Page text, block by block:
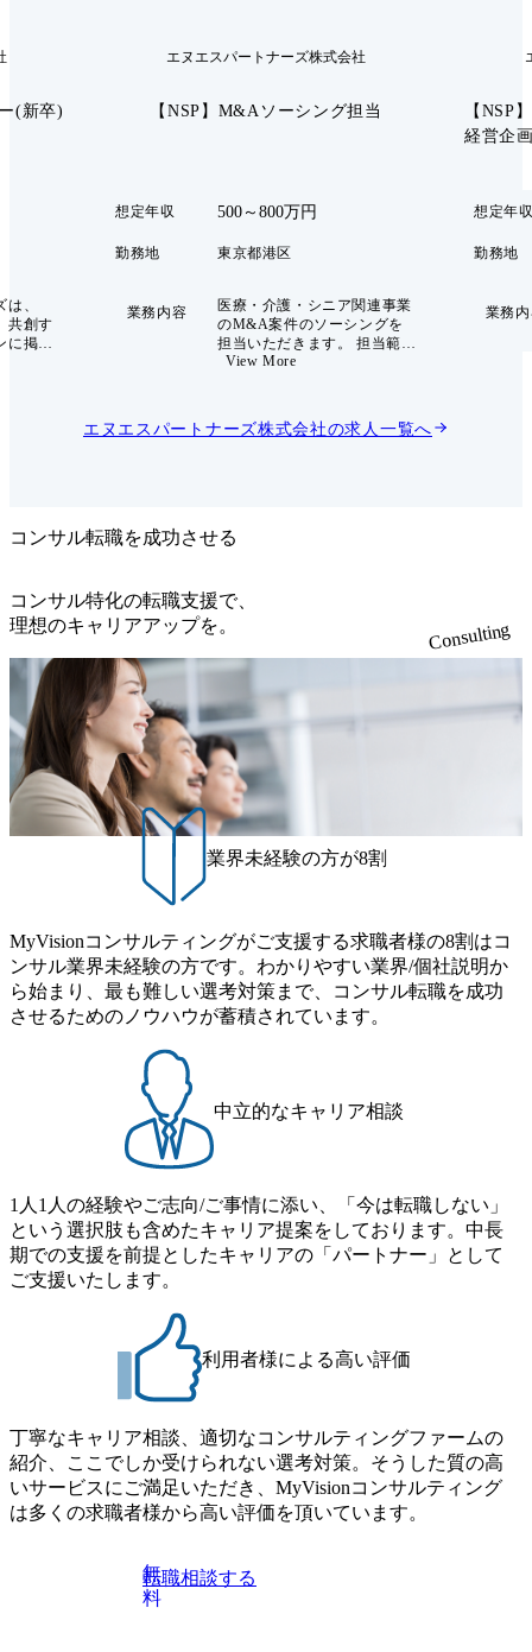
(新卒)
、
共創す
に掲
属先の
営」
の最前
会貢献
環境で
関等
経営課
向けた
の新
参謀と
いただ
卒から
ライア
管
営課
プラン
ち上げ
計画
政と
エヌエスパートナーズ株式会社
【NSP】M&Aソーシング担当
想定年収 500～800万円
勤務地 東京都港区
業務内容
医療・介護・シニア関連事業
のM&A案件のソーシングを
担当いただきます。 担当範囲
は経験に応じて調整させてい
応 ●案件パイプラインの管理
●M&A仲介会社、金融機関等
View More
【NSP
経営企
想定年
勤務地
業務
エヌエスパートナーズ株式会社の求人一覧へ
コンサル転職を成功させる
コンサル特化の転職支援で、
理想のキャリアアップを。
Consulting
業界未経験の方が8割
MyVisionコンサルティングがご支援する求職者様の8割はコ
ンサル業界未経験の方です。わかりやすい業界/個社説明か
ら始まり、最も難しい選考対策まで、コンサル転職を成功
させるためのノウハウが蓄積されています。
中立的なキャリア相談
1人1人の経験やご志向/ご事情に添い、「今は転職しない」
という選択肢も含めたキャリア提案をしております。中長
期での支援を前提としたキャリアの「パートナー」として
ご支援いたします。
利用者様による高い評価
丁寧なキャリア相談、適切なコンサルティングファームの
紹介、ここでしか受けられない選考対策。そうした質の高
いサービスにご満足いただき、MyVisionコンサルティング
は多くの求職者様から高い評価を頂いています。
無
料
転職相談する